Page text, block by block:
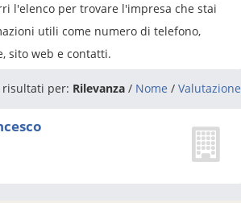
l'elenco per trovare l'impresa che stai
utili come numero di telefono,
sito web e contatti.
risultati per: Rilevanza / Nome / Valutazione